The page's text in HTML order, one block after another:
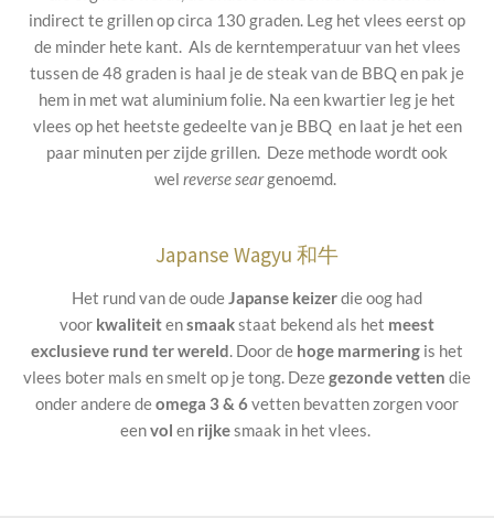
indirect te grillen op circa 130 graden. Leg het vlees eerst op
de minder hete kant. Als de kerntemperatuur van het vlees
tussen de 48 graden is haal je de steak van de BBQ en pak je
hem in met wat aluminium folie. Na een kwartier leg je het
vlees op het heetste gedeelte van je BBQ en laat je het een
paar minuten per zijde grillen. Deze methode wordt ook
wel reverse seargenoemd.
Japanse Wagyu 和牛
Het rund van de oudeJapanse keizerdie oog had
voor kwaliteitensmaakstaat bekend als het meest
exclusieve rund ter wereld. Door de hoge marmering is het
vlees boter mals en smelt op je tong. Dezegezonde vetten die
onder andere deomega 3 & 6vetten bevatten zorgen voor
eenvol en rijkesmaak in het vlees.